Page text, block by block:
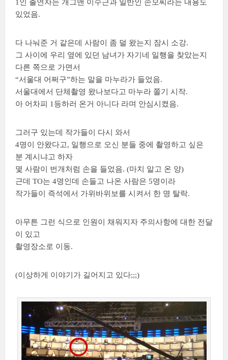
1인 출연자는 개그맨 이수근과 일반인 손모씨라는 내용도
있었음.
다 나눠준 거 같은데 사람이 좀 덜 왔는지 잠시 소강.
그 사이에 우리 옆에 있던 남녀가 자기네 일행을 찾았는지
다른 쪽으로 가면서
“서울대 어쩌구”하는 말을 마누라가 들었음.
서울대에서 단체촬영 왔나보다고 마누라 쫄기 시작.
아 어차피 1등하러 온거 아니다 라며 안심시켰음.
그러구 있는데 작가들이 다시 와서
4명이 안왔다고, 일행으로 오신 분들 중에 촬영하고 싶은
분 계시냐고 하자
몇 사람이 번개처럼 손을 들었음. (마치 알고 온 양)
근데 TO는 4명인데 손들고 나온 사람은 5명이라
작가들이 즉석에서 가위바위보를 시켜서 한 명 탈락.
아무튼 그런 식으로 인원이 채워지자 주의사항에 대한 전달
이 있고
촬영장소로 이동.
(이상하게 이야기가 길어지고 있다;;;)